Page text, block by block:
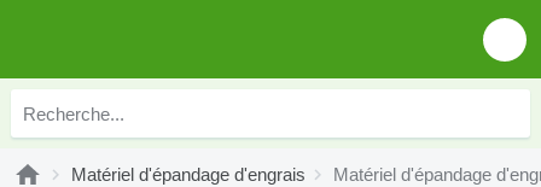
Matériel d'épandage d'engrais Matériel d'épandage